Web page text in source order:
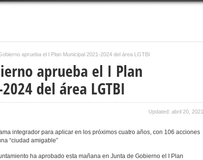
aprueba el I Plan Municipal 2021-2024 del área LGTBI
aprueba el I Plan
del área LGTBI
Updated: abril 20, 2021
integrador para aplicar en los próximos cuatro años, con 106 acciones
“ciudad amigable”
ha aprobado esta mañana en Junta de Gobierno el I Plan